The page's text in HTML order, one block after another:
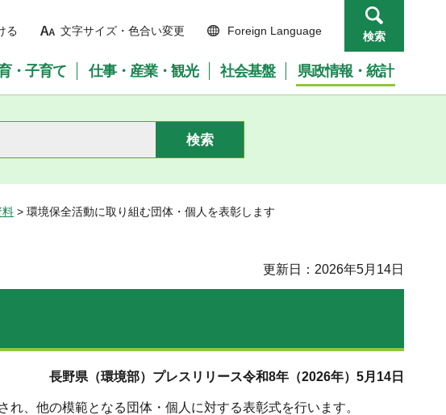
る 文字サイズ・色合い変更 Foreign Language 検索
・子育て 仕事・産業・観光 社会基盤 県政情報・統計
料 > 環境保全活動に取り組む団体・個人を表彰します
更新日：2026年5月14日
長野県（環境部）プレスリリース令和8年（2026年）5月14日
、他の模範となる団体・個人に対する表彰式を行います。